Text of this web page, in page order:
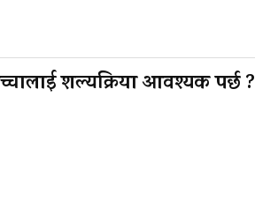
शल्यक्रिया आवश्यक पर्छ ?